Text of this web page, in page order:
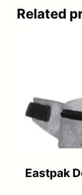
Related
Eastpak